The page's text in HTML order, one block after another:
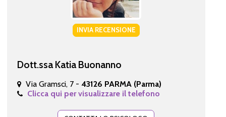
INVIA RECENSIONE
Dott.ssa Katia Buonanno
Via Gramsci, 7 - 43126 PARMA (Parma)
Clicca qui per visualizzare il telefono